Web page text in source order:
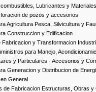
Lubricantes y
de pozos y accesorios
Agricultura Pesca, Silvicultura y
Construccion y Edificacion
y Transformacion
para Manejo,
y Particulares - Accesorios y
Generacion y Distribucion de
General
de Fabricacion Estructuras, Obras